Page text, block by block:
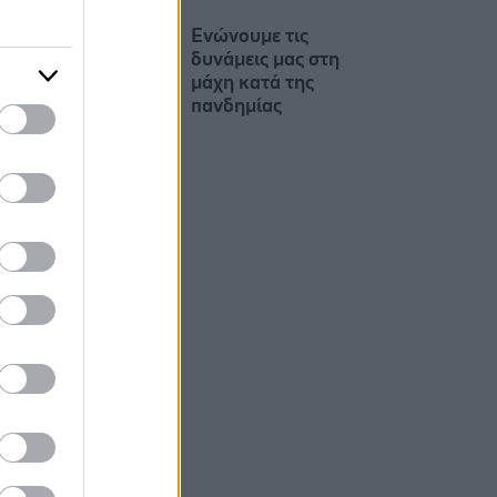
Ενώνουμε τις
δυνάμεις μας στη
μάχη κατά της
πανδημίας